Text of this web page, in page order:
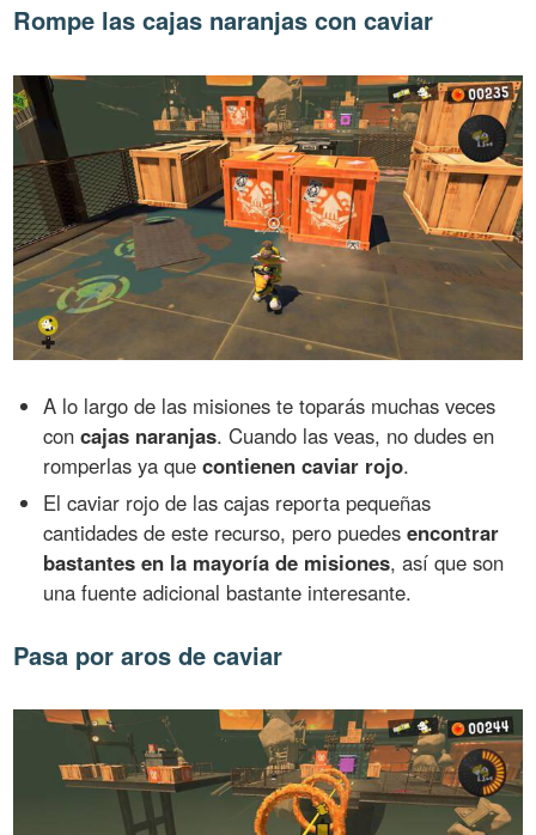
Rompe las cajas naranjas con caviar
A lo largo de las misiones te toparás muchas veces
concajas naranjas. Cuando las veas, no dudes en
romperlas ya quecontienen caviar rojo.
El caviar rojo de las cajas reporta pequeñas
cantidades de este recurso, pero puedesencontrar
bastantes en la mayoría de misiones, así que son
una fuente adicional bastante interesante.
Pasa por aros de caviar